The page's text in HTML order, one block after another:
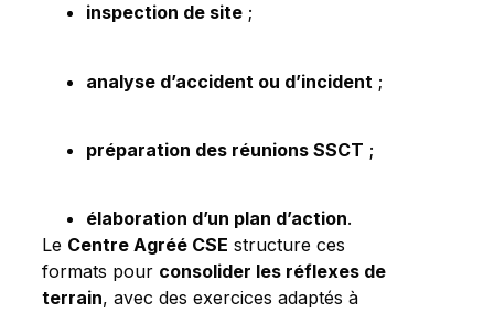
inspection de site ;
analyse d’accident ou d’incident ;
préparation des réunions SSCT ;
élaboration d’un plan d’action.
Le Centre Agréé CSE structure ces
formats pour consolider les réflexes de
terrain, avec des exercices adaptés à